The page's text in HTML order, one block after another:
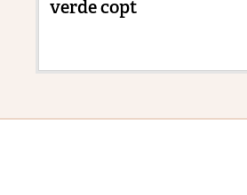
verde copt